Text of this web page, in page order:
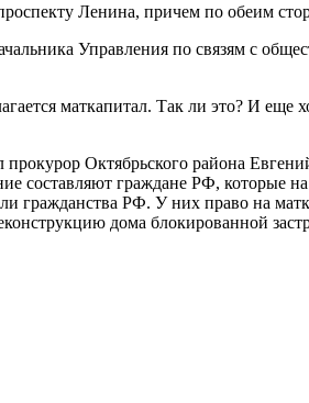
Ленина, причем по обеим
Управления по связям с
маткапитал. Так ли это? И еще
Октябрьского района
составляют граждане РФ, которые
гражданства РФ. У них право на
дома блокированной